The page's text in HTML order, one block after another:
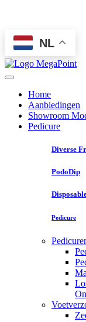
NL
Home
Aanbiedingen
Showroom
Pedicure
Diverse
PodoDip
Pedicure